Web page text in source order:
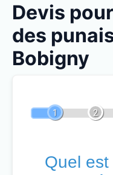
Devis
des
Bobigny
1 2
Quel